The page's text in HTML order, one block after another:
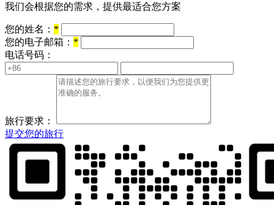
我们会根据您的需求，提供最适合您方案
您的姓名： *
您的电子邮箱： *
电话号码：
旅行要求：
提交您的旅行